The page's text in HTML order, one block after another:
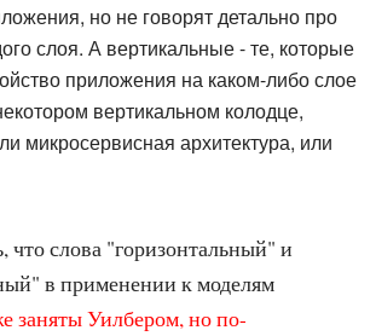
но не говорят детально про
слоя. А вертикальные - те, которые
приложения на каком-либо слое
вертикальном колодце,
микросервисная архитектура, или
что слова "горизонтальный" и
в применении к моделям
заняты Уилбером, но по-